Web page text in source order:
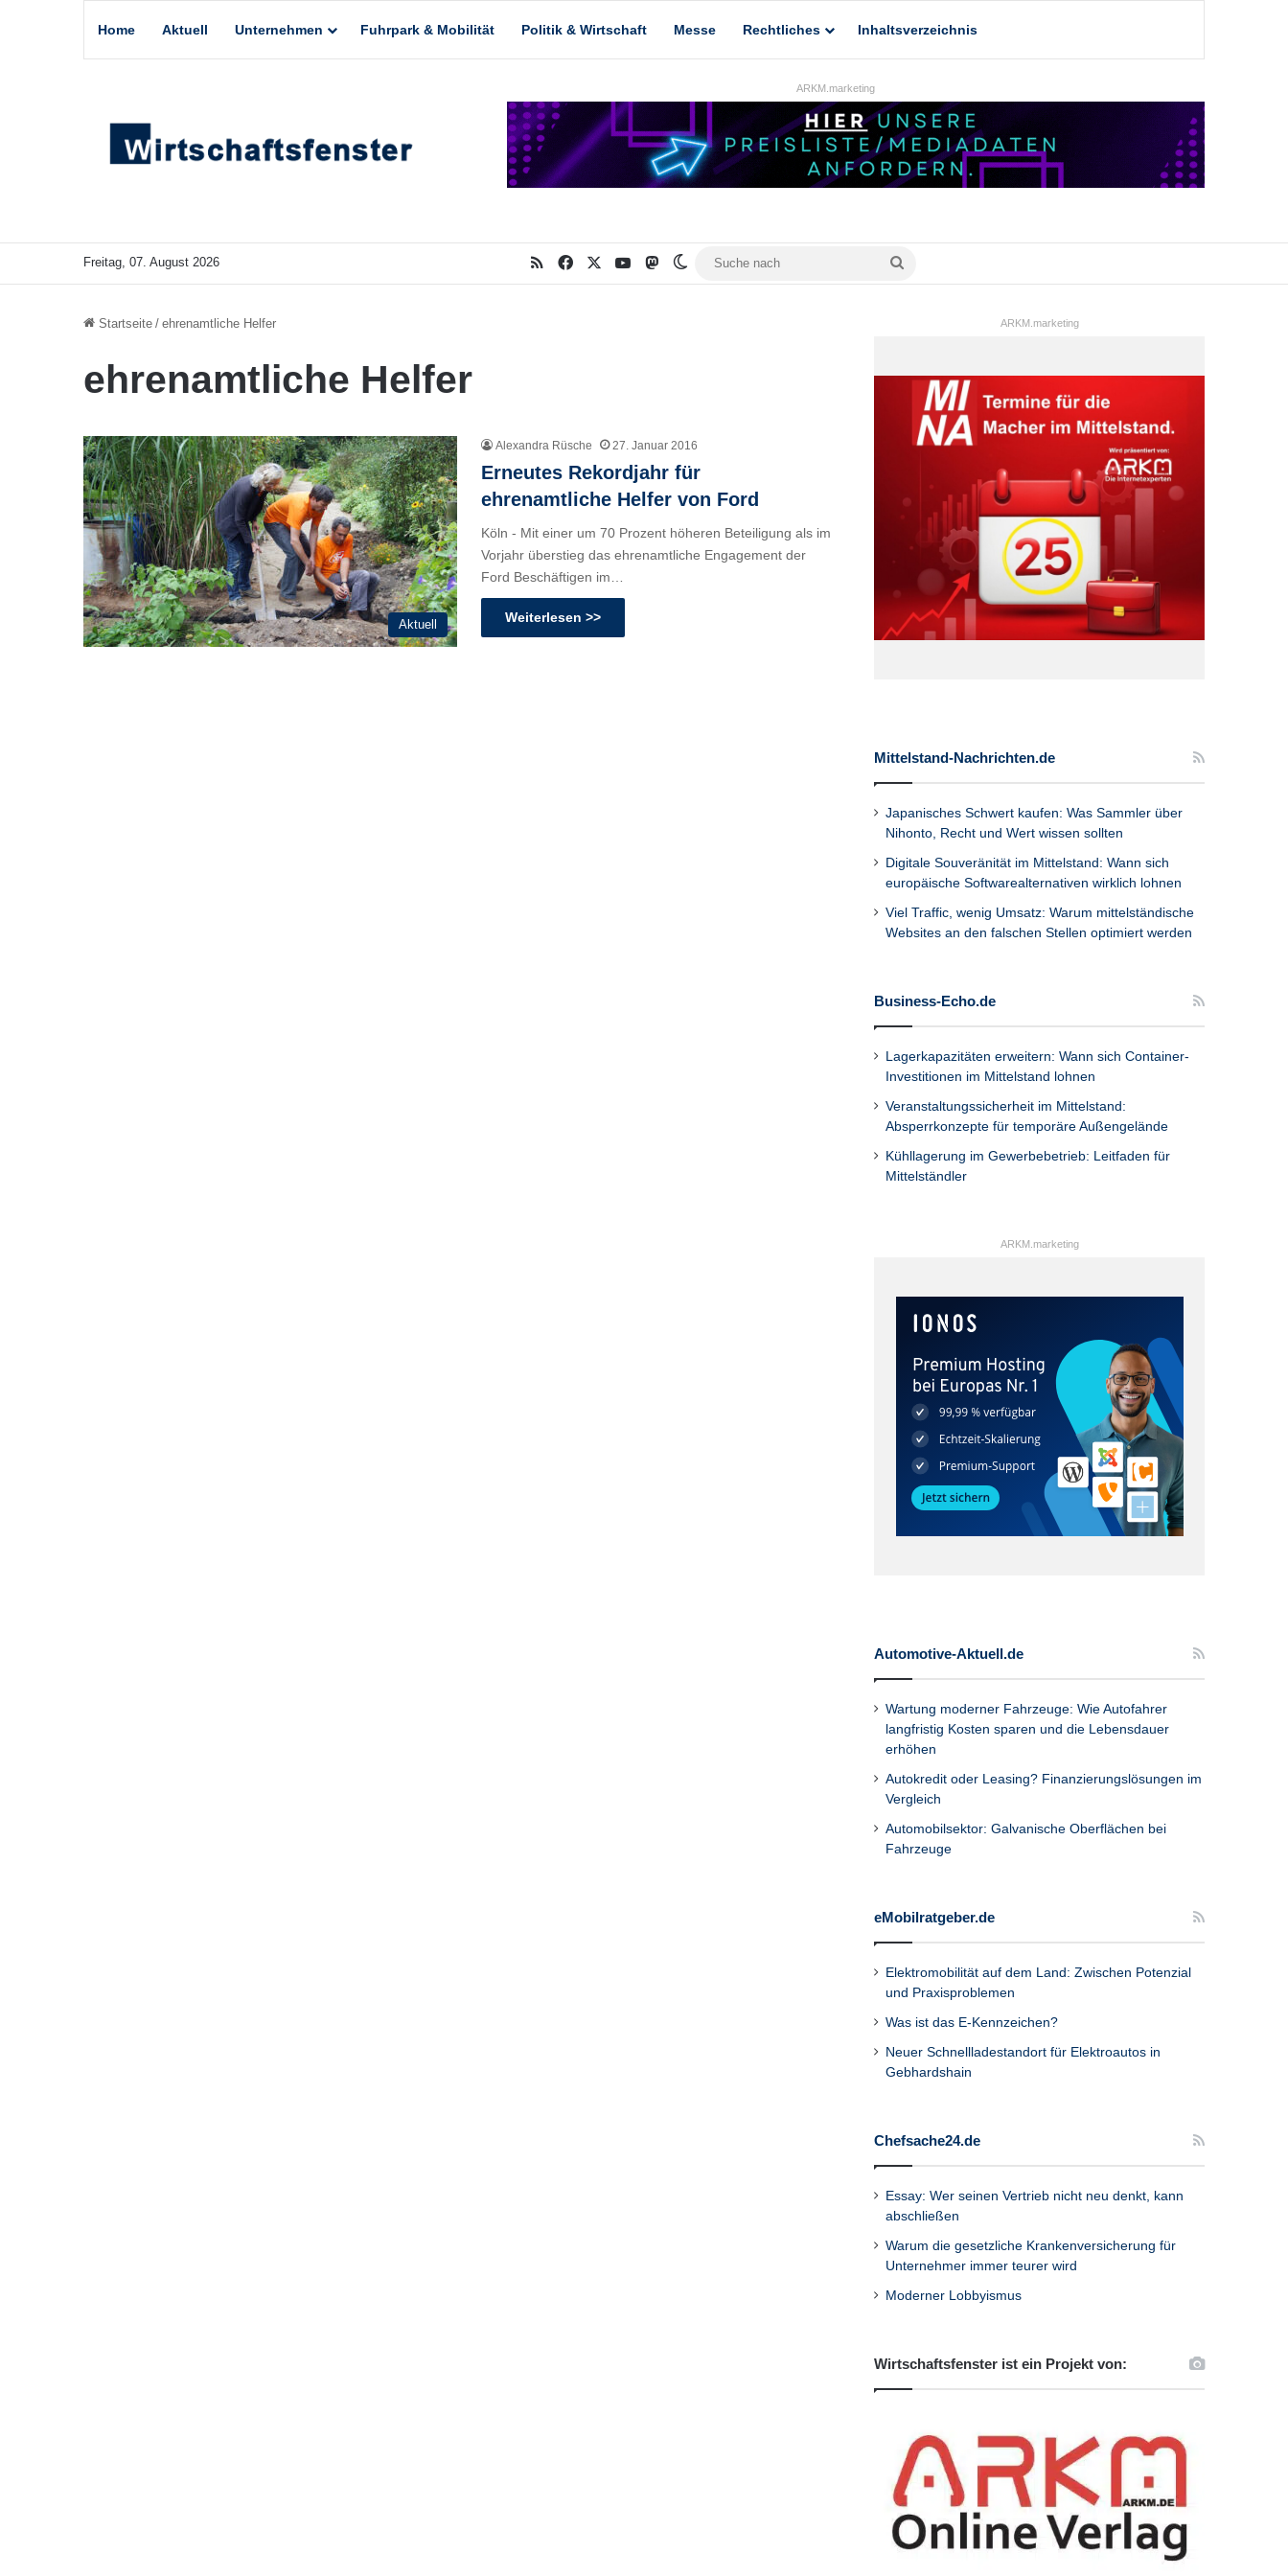
Home Aktuell Unternehmen Fuhrpark & Mobilität Politik & Wirtschaft Messe Rechtliches Inhaltsverzeichnis
ARKM.marketing
Freitag, 07. August 2026 RSS Facebook YouTubeMastodonSkin umschalten
Startseite / ehrenamtliche Helfer
ehrenamtliche Helfer
Aktuell
Alexandra Rüsche 27. Januar 2016
Erneutes Rekordjahr für
ehrenamtliche Helfer von Ford
Köln - Mit einer um 70 Prozent höheren Beteiligung als im
Vorjahr überstieg das ehrenamtliche Engagement der
Ford Beschäftigen im…
Weiterlesen >>
ARKM.marketing
Mittelstand-Nachrichten.de
Japanisches Schwert kaufen: Was Sammler über
Nihonto, Recht und Wert wissen sollten
Digitale Souveränität im Mittelstand: Wann sich
europäische Softwarealternativen wirklich lohnen
Viel Traffic, wenig Umsatz: Warum mittelständische
Websites an den falschen Stellen optimiert werden
Business-Echo.de
Lagerkapazitäten erweitern: Wann sich Container-
Investitionen im Mittelstand lohnen
Veranstaltungssicherheit im Mittelstand:
Absperrkonzepte für temporäre Außengelände
Kühllagerung im Gewerbebetrieb: Leitfaden für
Mittelständler
ARKM.marketing
Automotive-Aktuell.de
Wartung moderner Fahrzeuge: Wie Autofahrer
langfristig Kosten sparen und die Lebensdauer
erhöhen
Autokredit oder Leasing? Finanzierungslösungen im
Vergleich
Automobilsektor: Galvanische Oberflächen bei
Fahrzeuge
eMobilratgeber.de
Elektromobilität auf dem Land: Zwischen Potenzial
und Praxisproblemen
Was ist das E-Kennzeichen?
Neuer Schnellladestandort für Elektroautos in
Gebhardshain
Chefsache24.de
Essay: Wer seinen Vertrieb nicht neu denkt, kann
abschließen
Warum die gesetzliche Krankenversicherung für
Unternehmer immer teurer wird
Moderner Lobbyismus
Wirtschaftsfenster ist ein Projekt von: